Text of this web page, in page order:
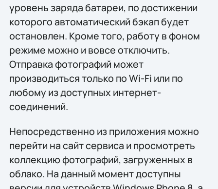
уровень заряда батареи, по достижении
которого автоматический бэкап будет
остановлен. Кроме того, работу в фоном
режиме можно и вовсе отключить.
Отправка фотографий может
производиться только по Wi-Fi или по
любому из доступных интернет-
соединений.
Непосредственно из приложения можно
перейти на сайт сервиса и просмотреть
коллекцию фотографий, загруженных в
облако. На данный момент доступны